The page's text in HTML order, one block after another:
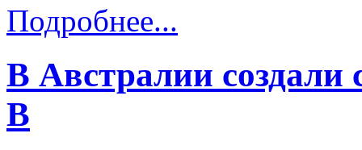
Подробнее...
В Австралии создали
В